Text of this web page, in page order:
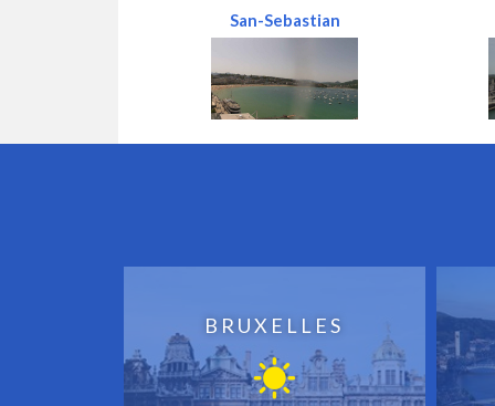
San-Sebastian
BRUXELLES